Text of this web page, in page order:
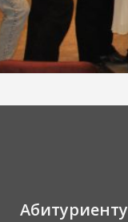
Абитуриенту